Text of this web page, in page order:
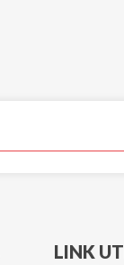
LINK